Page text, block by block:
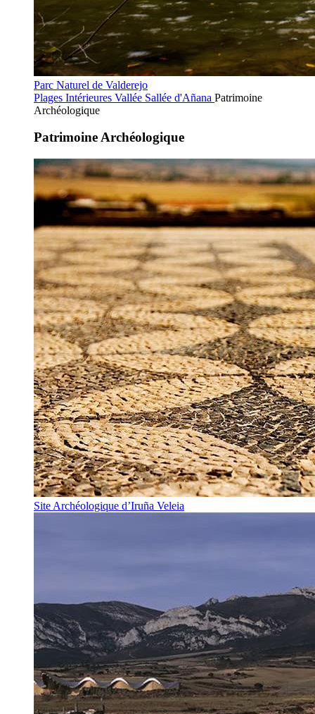
Parc Naturel de Valderejo
Plages Intérieures Vallée Sallée d'Añana Patrimoine
Archéologique
Patrimoine Archéologique
Site Archéologique d’Iruña Veleia